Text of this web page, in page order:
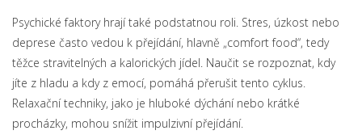
Psychické faktory hrají také podstatnou roli. Stres, úzkost nebo
deprese často vedou k přejídání, hlavně „comfort food“, tedy
těžce stravitelných a kalorických jídel. Naučit se rozpoznat, kdy
jíte z hladu a kdy z emocí, pomáhá přerušit tento cyklus.
Relaxační techniky, jako je hluboké dýchání nebo krátké
procházky, mohou snížit impulzivní přejídání.